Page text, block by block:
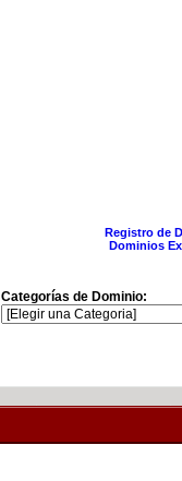
Registro de
Dominios
Categorías de Dominio: